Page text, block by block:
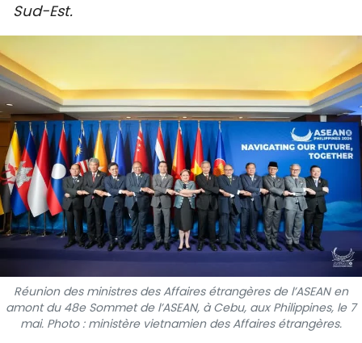
PAYS NATAL
INTERNATIONAL
MÉGASTORIE
INFOGRAPHIE
PHOTO
VIDÉO
À PROPOS DU "PEUPLE"
Sud-Est.
Réunion des ministres des Affaires étrangères de l’ASEAN en
amont du 48e Sommet de l’ASEAN, à Cebu, aux Philippines, le 7
mai. Photo : ministère vietnamien des Affaires étrangères.